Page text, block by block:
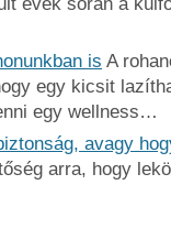
is A
egy kicsit
egy wellness…
avagy
arra, hogy